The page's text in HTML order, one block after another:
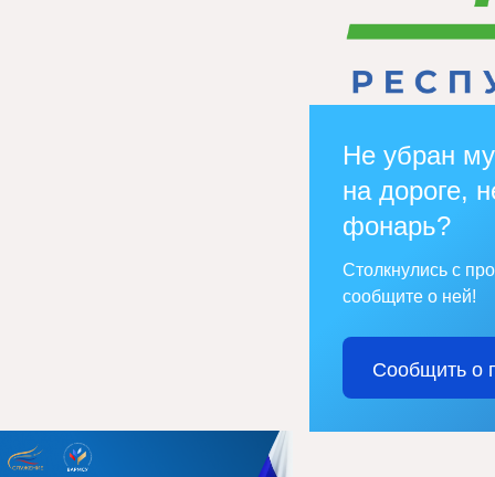
Не убран
на дороге,
фонарь?
Столкнулись с
сообщите о ней!
Сообщить о